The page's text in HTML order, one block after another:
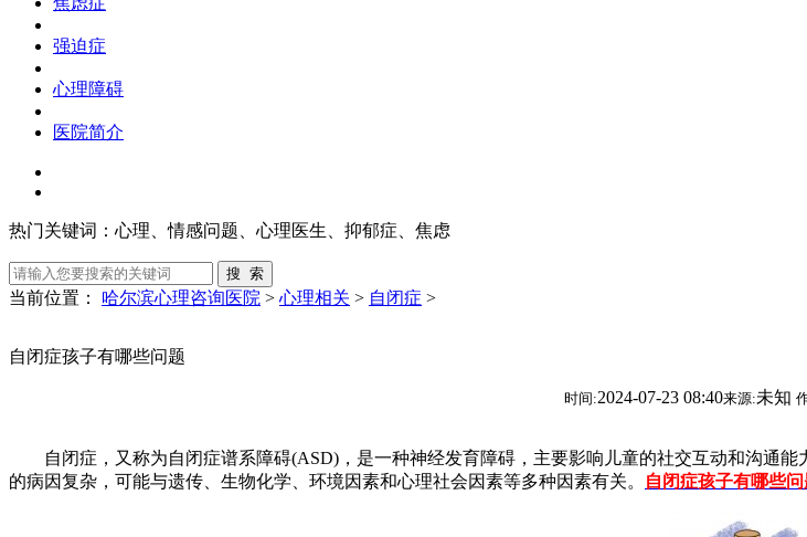
强迫症
心理障碍
医院简介
热门关键词： 心理、情感问题、心理医生、抑郁症、焦虑
当前位置： 哈尔滨心理咨询医院 > 心理相关 > 自闭症 >
自闭症孩子有哪些问题
时间:2024-07-23 08:40来源:未知
自闭症，又称为自闭症谱系障碍(ASD)，是一种神经发育障碍，主要影响儿童的社交互动和沟通能
的病因复杂，可能与遗传、生物化学、环境因素和心理社会因素等多种因素有关。
自闭症孩子有哪些问